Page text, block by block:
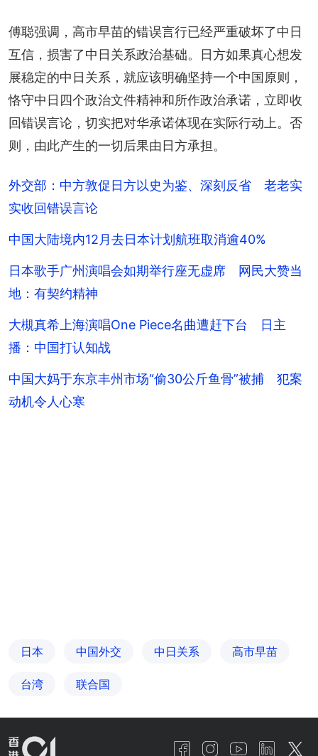
傅聪强调，高市早苗的错误言行已经严重破坏了中日
互信，损害了中日关系政治基础。日方如果真心想发
展稳定的中日关系，就应该明确坚持一个中国原则，
恪守中日四个政治文件精神和所作政治承诺，立即收
回错误言论，切实把对华承诺体现在实际行动上。否
则，由此产生的一切后果由日方承担。
外交部：中方敦促日方以史为鉴、深刻反省 老老实
实收回错误言论
中国大陆境内12月去日本计划航班取消逾40%
日本歌手广州演唱会如期举行座无虚席 网民大赞当
地：有契约精神
大槻真希上海演唱One Piece名曲遭赶下台 日主
播：中国打认知战
中国大妈于东京丰州市场“偷30公斤鱼骨”被捕 犯案
动机令人心寒
日本 中国外交 中日关系 高市早苗
台湾 联合国